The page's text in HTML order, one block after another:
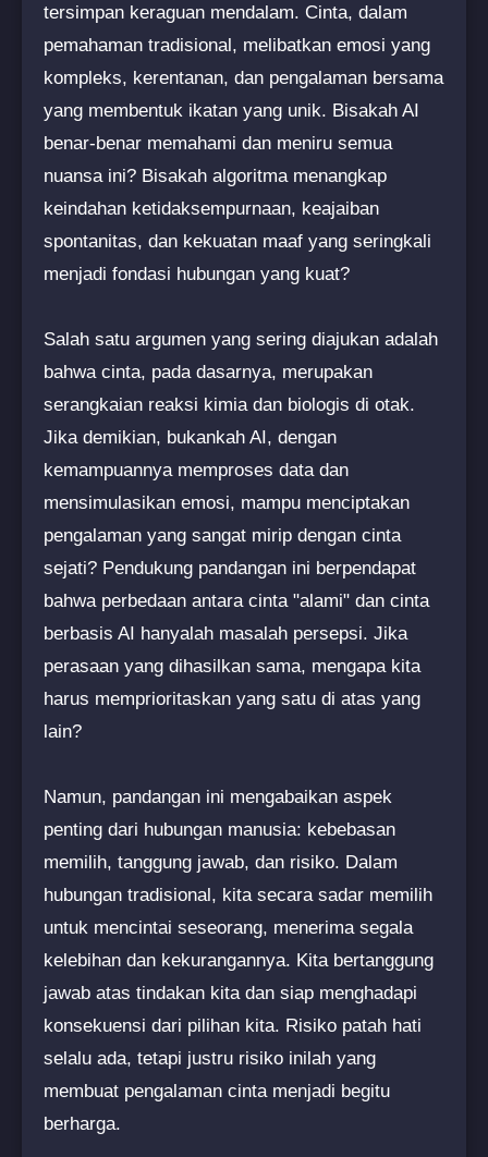
tersimpan keraguan mendalam. Cinta, dalam
pemahaman tradisional, melibatkan emosi yang
kompleks, kerentanan, dan pengalaman bersama
yang membentuk ikatan yang unik. Bisakah AI
benar-benar memahami dan meniru semua
nuansa ini? Bisakah algoritma menangkap
keindahan ketidaksempurnaan, keajaiban
spontanitas, dan kekuatan maaf yang seringkali
menjadi fondasi hubungan yang kuat?
Salah satu argumen yang sering diajukan adalah
bahwa cinta, pada dasarnya, merupakan
serangkaian reaksi kimia dan biologis di otak.
Jika demikian, bukankah AI, dengan
kemampuannya memproses data dan
mensimulasikan emosi, mampu menciptakan
pengalaman yang sangat mirip dengan cinta
sejati? Pendukung pandangan ini berpendapat
bahwa perbedaan antara cinta "alami" dan cinta
berbasis AI hanyalah masalah persepsi. Jika
perasaan yang dihasilkan sama, mengapa kita
harus memprioritaskan yang satu di atas yang
lain?
Namun, pandangan ini mengabaikan aspek
penting dari hubungan manusia: kebebasan
memilih, tanggung jawab, dan risiko. Dalam
hubungan tradisional, kita secara sadar memilih
untuk mencintai seseorang, menerima segala
kelebihan dan kekurangannya. Kita bertanggung
jawab atas tindakan kita dan siap menghadapi
konsekuensi dari pilihan kita. Risiko patah hati
selalu ada, tetapi justru risiko inilah yang
membuat pengalaman cinta menjadi begitu
berharga.